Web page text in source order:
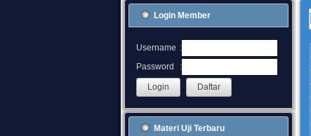
Login Member
Username :
Password
:
Materi Uji Terbaru